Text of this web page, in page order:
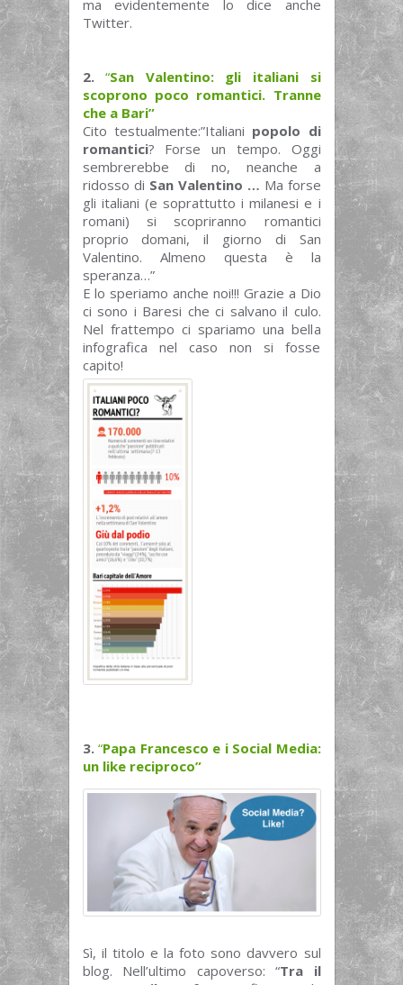
ma evidentemente lo dice anche
Twitter.
2. “San Valentino: gli italiani si
scoprono poco romantici. Tranne
che a Bari”
Cito testualmente:”Italiani popolo di
romantici? Forse un tempo. Oggi
sembrerebbe di no, neanche a
ridosso di San Valentino … Ma forse
gli italiani (e soprattutto i milanesi e i
romani) si scopriranno romantici
proprio domani, il giorno di San
Valentino. Almeno questa è la
speranza…”
E lo speriamo anche noi!!! Grazie a Dio
ci sono i Baresi che ci salvano il culo.
Nel frattempo ci spariamo una bella
infografica nel caso non si fosse
capito!
3. “Papa Francesco e i Social Media:
un like reciproco”
Sì, il titolo e la foto sono davvero sul
blog. Nell’ultimo capoverso: “Tra il